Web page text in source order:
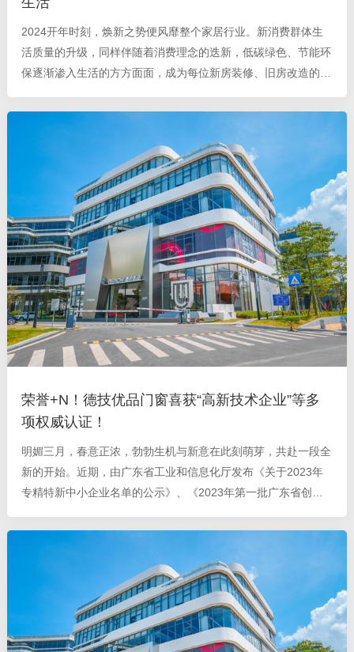
2024开年时刻，焕新之势便风靡整个家居行业。新消费群体生
活质量的升级，同样伴随着消费理念的迭新，低碳绿色、节能环
保逐渐渗入生活的方方面面，成为每位新房装修、旧房改造的消
荣誉+N！德技优品门窗喜获“高新技术企业”等多
项权威认证！
明媚三月，春意正浓，勃勃生机与新意在此刻萌芽，共赴一段全
新的开始。近期，由广东省工业和信息化厅发布《关于2023年
专精特新中小企业名单的公示》、《2023年第一批广东省创新